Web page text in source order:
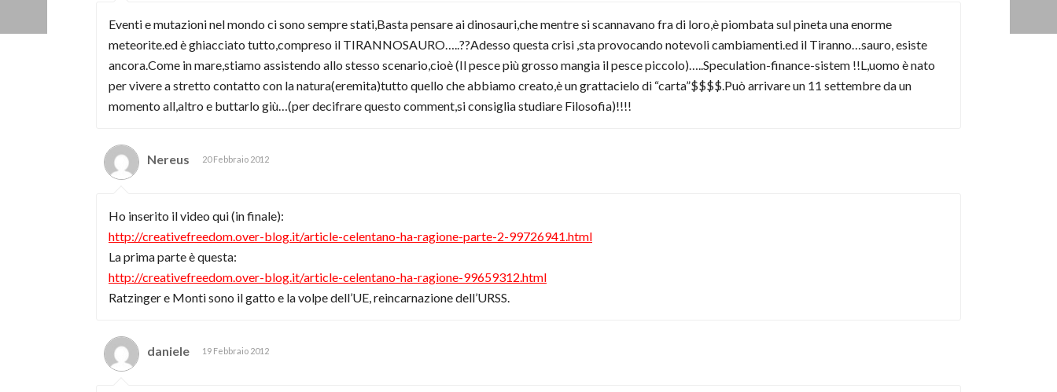
Eventi e mutazioni nel mondo ci sono sempre stati,Basta pensare ai dinosauri,che mentre si scannavano fra di loro,è piombata sul pineta una enorme
meteorite.ed è ghiacciato tutto,compreso il TIRANNOSAURO…..??Adesso questa crisi ,sta provocando notevoli cambiamenti.ed il Tiranno…sauro, esiste
ancora.Come in mare,stiamo assistendo allo stesso scenario,cioè (Il pesce più grosso mangia il pesce piccolo)…..Speculation-finance-sistem !!L,uomo è nato
per vivere a stretto contatto con la natura(eremita)tutto quello che abbiamo creato,è un grattacielo di “carta”$$$$.Può arrivare un 11 settembre da un
momento all,altro e buttarlo giù…(per decifrare questo comment,si consiglia studiare Filosofia)!!!!
Nereus 20 Febbraio 2012
Ho inserito il video qui (in finale):
http://creativefreedom.over-blog.it/article-celentano-ha-ragione-parte-2-99726941.html
La prima parte è questa:
http://creativefreedom.over-blog.it/article-celentano-ha-ragione-99659312.html
Ratzinger e Monti sono il gatto e la volpe dell’UE, reincarnazione dell’URSS.
daniele 19 Febbraio 2012